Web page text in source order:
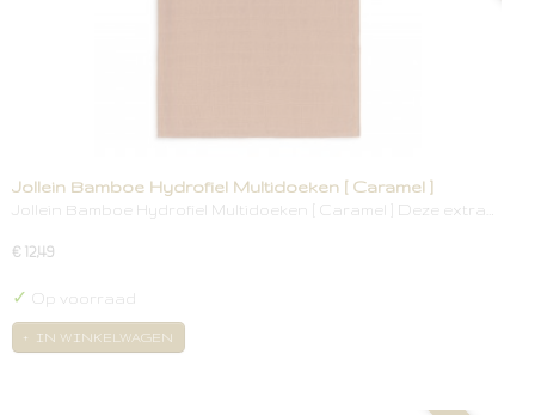
Jollein Bamboe Hydrofiel Multidoeken [ Caramel ]
Jollein Bamboe Hydrofiel Multidoeken [ Caramel ] Deze extra…
€ 12,49
✓ Op voorraad
IN WINKELWAGEN